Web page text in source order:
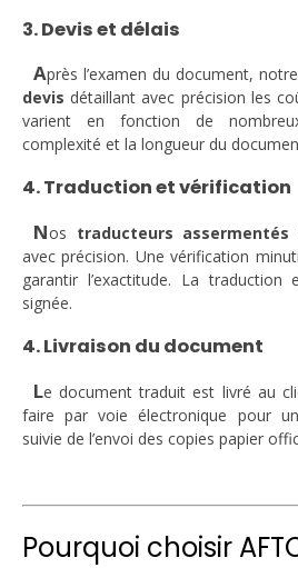
3. Devis et délais
Après l’examen du document,
devis détaillant avec précision les
varient en fonction de
complexité et la longueur du
4. Traduction et vérification
Nos traducteurs assermentés
avec précision. Une vérification
garantir l’exactitude. La
signée.
4. Livraison du document
Le document traduit est livré au
faire par voie électronique pour
suivie de l’envoi des copies papier
Pourquoi choisir